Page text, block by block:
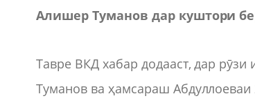
Алишер Туманов дар куштори
Тавре ВКД хабар додааст, дар
Туманов ва ҳамсараш